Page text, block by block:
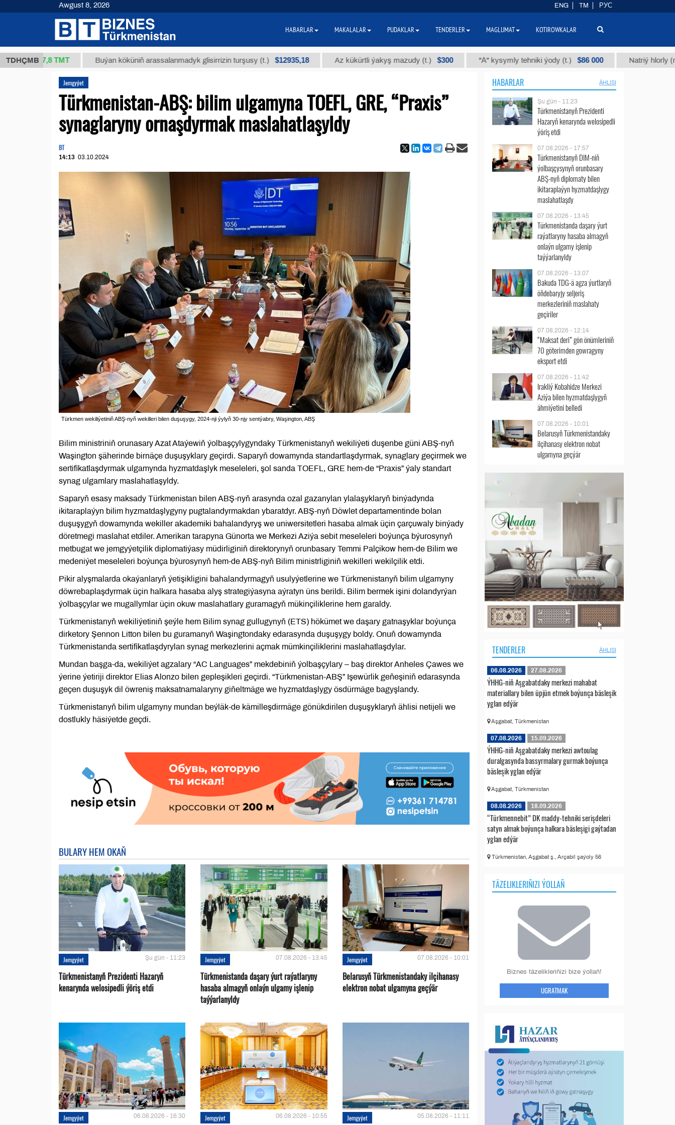
TDHÇMB
37,8 ТМТ Buýan köküniň arassalanmadyk glisirrizin turşusy (t.) $12935,18 Az kükürtli ýakyş mazudy (t.) $300 "А" kysymly tehniki ýody (t.) $86 000 Natriý hlorly (nahar
Jemgyýet
Türkmenistan-ABŞ: bilim ulgamyna TOEFL, GRE, “Praxis”
synaglaryny ornaşdyrmak maslahatlaşyldy
BT
14:13 03.10.2024
Türkmen wekiliýetiniň ABŞ-nyň wekilleri bilen duşuşygy, 2024-nji ýylyň 30-njy sentýabry, Waşington, ABŞ
Bilim ministriniň orunasary Azat Ataýewiň ýolbaşçylygyndaky Türkmenistanyň wekiliýeti duşenbe güni ABŞ-nyň
Waşington şäherinde birnäçe duşuşyklary geçirdi. Saparyň dowamynda standartlaşdyrmak, synaglary geçirmek we
sertifikatlaşdyrmak ulgamynda hyzmatdaşlyk meseleleri, şol sanda TOEFL, GRE hem-de “Praxis” ýaly standart
synag ulgamlary maslahatlaşyldy.
Saparyň esasy maksady Türkmenistan bilen ABŞ-nyň arasynda ozal gazanylan ylalaşyklaryň binýadynda
ikitaraplaýyn bilim hyzmatdaşlygyny pugtalandyrmakdan ybaratdyr. ABŞ-nyň Döwlet departamentinde bolan
duşuşygyň dowamynda wekiller akademiki bahalandyryş we uniwersitetleri hasaba almak üçin çarçuwaly binýady
döretmegi maslahat etdiler. Amerikan tarapyna Günorta we Merkezi Aziýa sebit meseleleri boýunça býurosynyň
metbugat we jemgyýetçilik diplomatiýasy müdirliginiň direktorynyň orunbasary Temmi Palçikow hem-de Bilim we
medeniýet meseleleri boýunça býurosynyň hem-de ABŞ-nyň Bilim ministrliginiň wekilleri wekilçilik etdi.
Pikir alyşmalarda okaýanlaryň ýetişikligini bahalandyrmagyň usulyýetlerine we Türkmenistanyň bilim ulgamyny
döwrebaplaşdyrmak üçin halkara hasaba alyş strategiýasyna aýratyn üns berildi. Bilim bermek işini dolandyrýan
ýolbaşçylar we mugallymlar üçin okuw maslahatlary guramagyň mükinçiliklerine hem garaldy.
Türkmenistanyň wekiliýetiniň şeýle hem Bilim synag gullugynyň (ETS) hökümet we daşary gatnaşyklar boýunça
dirketory Şennon Litton bilen bu guramanyň Waşingtondaky edarasynda duşuşygy boldy. Onuň dowamynda
Türkmenistanda sertifikatlaşdyrylan synag merkezlerini açmak mümkinçiliklerini maslahatlaşdylar.
Mundan başga-da, wekiliýet agzalary “AC Languages” mekdebiniň ýolbaşçylary – baş direktor Anheles Çawes we
ýerine ýetiriji direktor Elias Alonzo bilen gepleşikleri geçirdi. “Türkmenistan-ABŞ” Işewürlik geňeşiniň edarasynda
geçen duşuşyk dil öwreniş maksatnamalaryny giňeltmäge we hyzmatdaşlygy ösdürmäge bagyşlandy.
Türkmenistanyň bilim ulgamyny mundan beýläk-de kämilleşdirmäge gönükdirilen duşuşyklaryň ählisi netijeli we
dostlukly häsiýetde geçdi.
BULARY HEM OKAŇ
Jemgyýet Şu gün - 11:23
Türkmenistanyň Prezidenti Hazaryň
kenarynda welosipedli ýöriş etdi
Jemgyýet 07.08.2026 - 13:45
Türkmenistanda daşary ýurt raýatlaryny
hasaba almagyň onlaýn ulgamy işlenip
taýýarlanyldy
Jemgyýet 07.08.2026 - 10:01
Belarusyň Türkmenistandaky ilçihanasy
elektron nobat ulgamyna geçýär
Jemgyýet 06.08.2026 - 16:30 Jemgyýet 06.08.2026 - 10:55 Jemgyýet 05.08.2026 - 11:11
HABARLAR ÄHLISI
Şu gün - 11:23
Türkmenistanyň Prezidenti
Hazaryň kenarynda welosipedli
ýöriş etdi
07.08.2026 - 17:57
Türkmenistanyň DIM-niň
ýolbaşçysynyň orunbasary
ABŞ-nyň diplomaty bilen
ikitaraplaýyn hyzmatdaşlygy
maslahatlaşdy
07.08.2026 - 13:45
Türkmenistanda daşary ýurt
raýatlaryny hasaba almagyň
onlaýn ulgamy işlenip
taýýarlanyldy
07.08.2026 - 13:07
Bakuda TDG-ä agza ýurtlaryň
öňdebaryjy seljeriş
merkezleriniň maslahaty
geçiriler
07.08.2026 - 12:14
“Maksat deri” gön önümleriniň
70 göterimden gowragyny
eksport etdi
07.08.2026 - 11:42
Irakliý Kobahidze Merkezi
Aziýa bilen hyzmatdaşlygyň
ähmiýetini belledi
07.08.2026 - 10:01
Belarusyň Türkmenistandaky
ilçihanasy elektron nobat
ulgamyna geçýär
TENDERLER ÄHLISI
06.08.2026 27.08.2026
ÝHHG-niň Aşgabatdaky merkezi mahabat
materiallary bilen üpjün etmek boýunça bäsleşik
yglan edýär
Aşgabat, Türkmenistan
07.08.2026 15.09.2026
ÝHHG-niň Aşgabatdaky merkezi awtoulag
duralgasynda bassyrmalary gurmak boýunça
bäsleşik yglan edýär
Aşgabat, Türkmenistan
08.08.2026 18.09.2026
“Türkmennebit” DK maddy-tehniki serişdeleri
satyn almak boýunça halkara bäsleşigi gaýtadan
yglan edýär
Türkmenistan, Aşgabat ş., Arçabil şaýoly 56
TÄZELIKLERIŇIZI ÝOLLAŇ
Biznes täzelikleriňizi bize ýollaň!
UGRATMAK
Awgust 8, 2026 ENG TM РУС
HABARLAR MAKALALAR PUDAKLAR TENDERLER MAGLUMAT KOTIROWKALAR